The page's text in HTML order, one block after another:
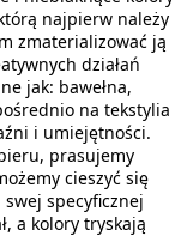
najpierw należy
zmaterializować ją
działań
jak: bawełna,
na tekstylia
i umiejętności.
prasujemy
cieszyć się
specyficznej
a kolory tryskają